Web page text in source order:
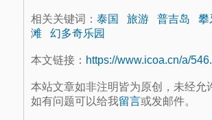
相关关键词： 泰国 旅游 普吉岛 攀
滩
幻多奇乐园
本文链接： https://www.icoa.cn/a/
本站文章如非注明皆为原创，未经允
如有问题可以给我留言或发邮件。